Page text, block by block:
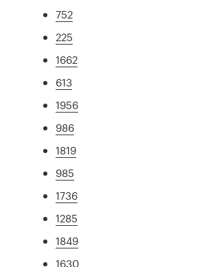
752
225
1662
613
1956
986
1819
985
1736
1285
1849
1630